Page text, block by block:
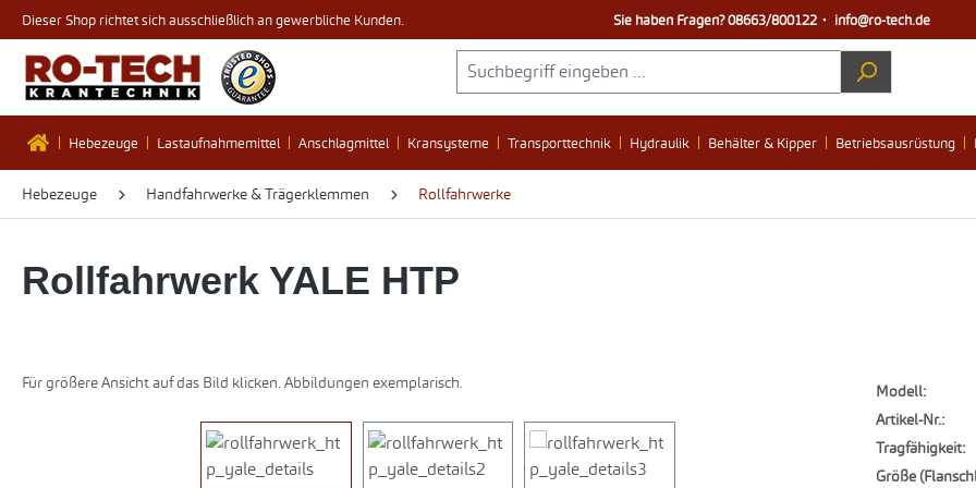
Hauptinhalt springen
Zur Suche springen
Zur Hauptnavigation springen
Dieser Shop richtet sich ausschließlich an gewerbliche Kunden. Sie haben Fragen?08663/800122・ info@ro-tech.de
Hebezeuge Lastaufnahmemittel Anschlagmittel Kransysteme Transporttechnik Hydraulik Behälter & Kipper Betriebsausrüstung
Hebezeuge Handfahrwerke & Trägerklemmen Rollfahrwerke
Rollfahrwerk YALE HTP
Für größere Ansicht auf das Bild klicken. Abbildungen exemplarisch. Modell:
Artikel-Nr.:
Tragfähigkeit:
Größe